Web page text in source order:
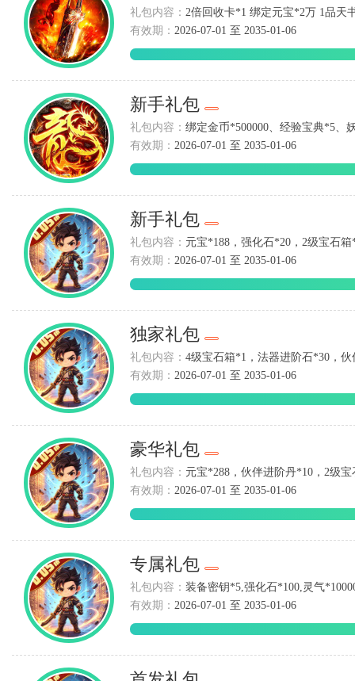
礼包内容： 2倍回收卡*1 绑定元宝*2万 1品天
有效期： 2026-07-01 至 2035-01-06
新手礼包
礼包内容： 绑定金币*500000、经验宝典*5、
有效期： 2026-07-01 至 2035-01-06
新手礼包
礼包内容： 元宝*188，强化石*20，2级宝石箱
有效期： 2026-07-01 至 2035-01-06
独家礼包
礼包内容： 4级宝石箱*1，法器进阶石*30，
有效期： 2026-07-01 至 2035-01-06
豪华礼包
礼包内容： 元宝*288，伙伴进阶丹*10，2级
有效期： 2026-07-01 至 2035-01-06
专属礼包
礼包内容： 装备密钥*5,强化石*100,灵气
有效期： 2026-07-01 至 2035-01-06